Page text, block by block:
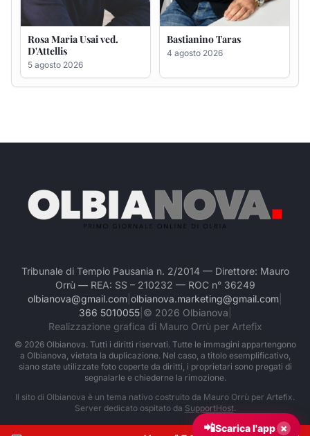
Tribunale di Tempio Pausania n. 2/2014 — Direttore: Mauro
Orrù — REA: SS – 210232 — ROC n° 36249
olbianova@gmail.com olbianova.marketing@gmail.com
366 5010055| © 2026 Olbianova
Realizzazione grafica di Mauro Orrù per Artefix
© 2026Olbianova. Tutti i diritti riservati. Tutte le immagini appartengono
a Olbianova, vietata la duplicazione. Nel caso, a titolo esemplificativo,
siano state utilizzate foto coperte da diritti, i proprietari sono pregati di
segnalarle e chiederne la rimozione.
Il sito di Olbianova è un tema nativo costruito da Mauro Orrù per Artefix.
Server dedicato ospitato da SupportHost.
📲Scarica l'app ×